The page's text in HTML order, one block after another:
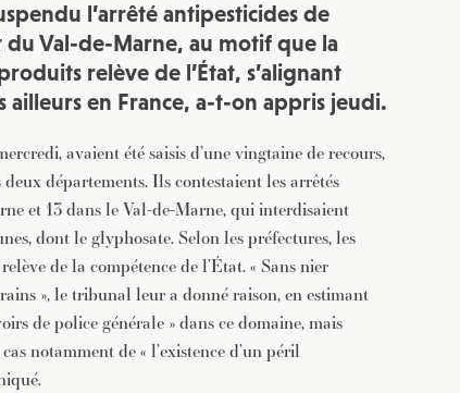
l’arrêté antipesticides de
Val-de-Marne, au motif que la
relève de l’État, s’alignant
ailleurs en France, a-t-on appris jeudi.
avaient été saisis d’une vingtaine de recours,
départements. Ils contestaient les arrêtés
et 13 dans le Val-de-Marne, qui interdisaient
dont le glyphosate. Selon les préfectures, les
de la compétence de l’État. « Sans nier
», le tribunal leur a donné raison, en estimant
de police générale » dans ce domaine, mais
notamment de « l’existence d’un péril